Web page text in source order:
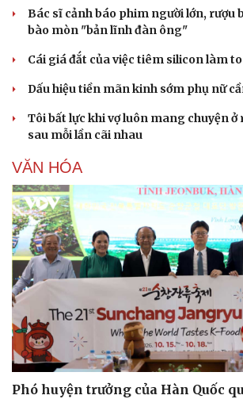
Bác sĩ cảnh báo phim người lớn, rượu
bào mòn "bản lĩnh đàn ông"
Cái giá đắt của việc tiêm silicon làm
Dấu hiệu tiền mãn kinh sớm phụ nữ
Tôi bất lực khi vợ luôn mang chuyện
sau mỗi lần cãi nhau
VĂN HÓA
Phó huyện trưởng của Hàn Quốc